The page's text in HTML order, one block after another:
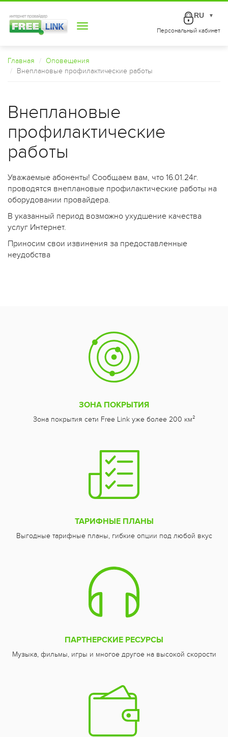
Toggle
Персональный кабинет
RU ▼
Главная
Оповещения
Внеплановые профилактические работы
Внеплановые
профилактические
работы
Уважаемые абоненты! Сообщаем вам, что 16.01.24г.
проводятся внеплановые профилактические работы на
оборудовании провайдера.
В указанный период возможно ухудшение качества
услуг Интернет.
Приносим свои извинения за предоставленные
неудобства
ЗОНА ПОКРЫТИЯ
Зона покрытия сети Free Link уже более 200 км²
ТАРИФНЫЕ ПЛАНЫ
Выгодные тарифные планы, гибкие опции под любой вкус
ПАРТНЕРСКИЕ РЕСУРСЫ
Музыка, фильмы, игры и многое другое на высокой скорости